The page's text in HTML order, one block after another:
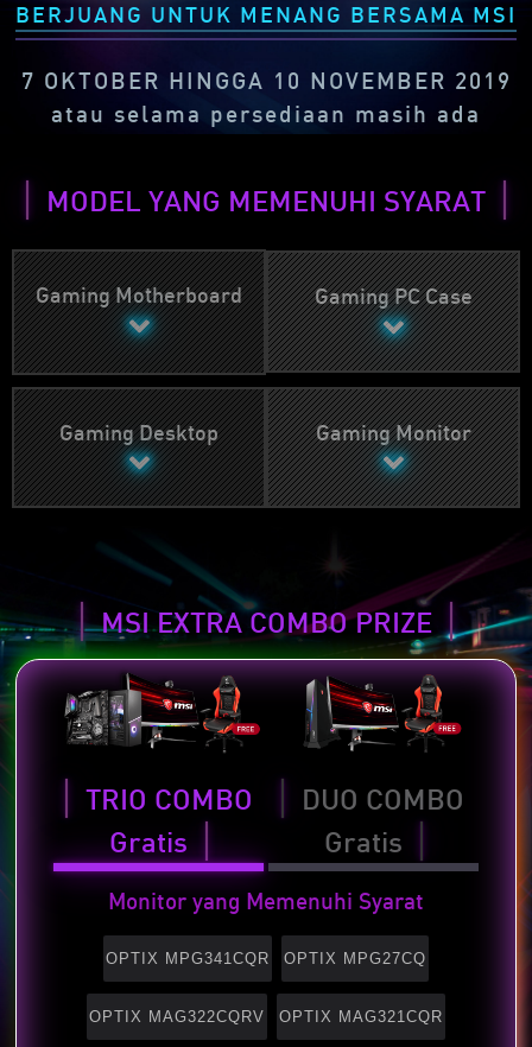
BERJUANG UNTUK MENANG BERSAMA MSI
7 OKTOBER HINGGA 10 NOVEMBER 2019
atau selama persediaan masih ada
MODEL YANG MEMENUHI SYARAT
Gaming Motherboard Gaming PC Case
Gaming Desktop Gaming Monitor
MSI EXTRA COMBO PRIZE
TRIO COMBO
Gratis
DUO COMBO
Gratis
Monitor yang Memenuhi Syarat
OPTIX MPG341CQR OPTIX MPG27CQ
OPTIX MAG322CQRV OPTIX MAG321CQR